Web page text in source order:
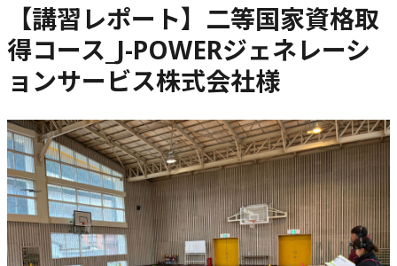
【講習レポート】二等国家資格取
得コース_J-POWERジェネレーシ
ョンサービス株式会社様